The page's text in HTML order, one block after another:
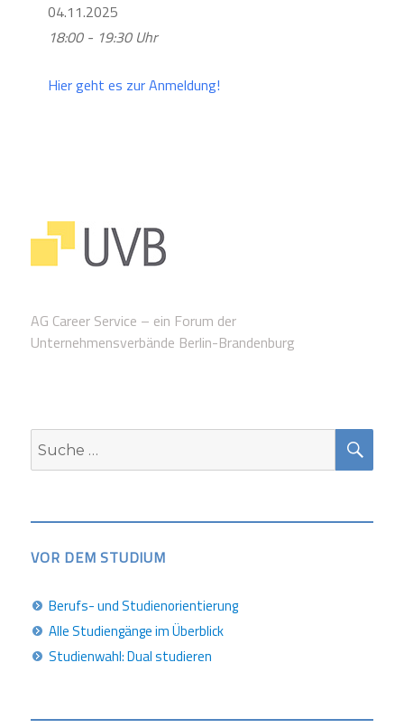
04.11.2025
18:00 - 19:30 Uhr
Hier geht es zur Anmeldung!
AG Career Service – ein Forum der
Unternehmensverbände Berlin-Brandenburg
Suche
nach:
VOR DEM STUDIUM
Berufs- und Studienorientierung
Alle Studiengänge im Überblick
Studienwahl: Dual studieren